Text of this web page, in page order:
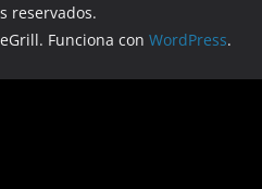
reservados.
Funciona con WordPress.